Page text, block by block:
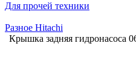
Для прочей техники
Разное Hitachi
Крышка задняя гидронасоса